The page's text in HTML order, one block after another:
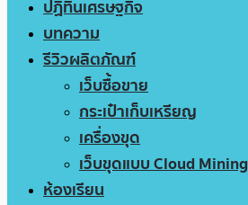
ปฏิทินเศรษฐกิจ
บทความ
รีวิวผลิตภัณฑ์
เว็บซื้อขาย
กระเป๋าเก็บเหรียญ
เครื่องขุด
เว็บขุดแบบ Cloud Mining
ห้องเรียน